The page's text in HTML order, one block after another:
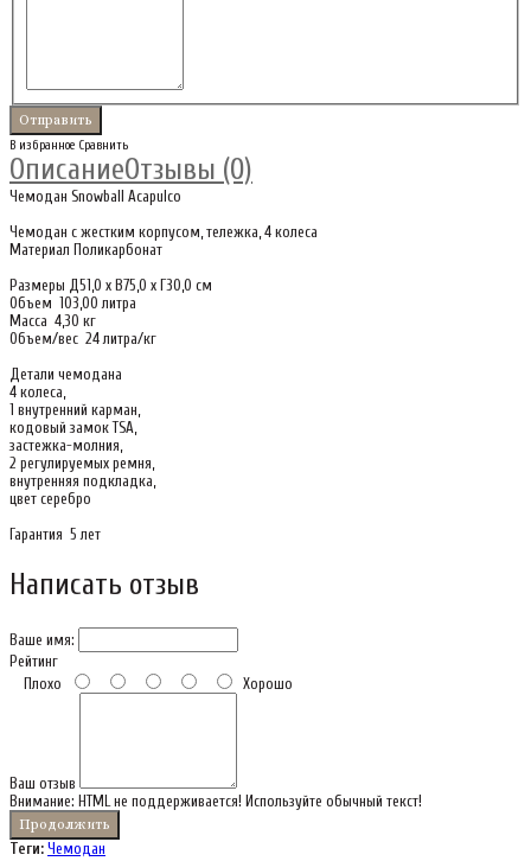
В избранное Сравнить
ОписаниеОтзывы (0)
Чемодан Snowball Acapulco
Чемодан с жестким корпусом, тележка, 4 колеса
Материал Поликарбонат
Размеры Д51,0 x В75,0 x Г30,0 см
Объем 103,00 литра
Масса 4,30 кг
Объем/вес 24 литра/кг
Детали чемодана
4 колеса,
1 внутренний карман,
кодовый замок TSA,
застежка-молния,
2 регулируемых ремня,
внутренняя подкладка,
цвет серебро
Гарантия 5 лет
Написать отзыв
Ваше имя:
Рейтинг
Плохо
Хорошо
Ваш отзыв
Внимание: HTML не поддерживается! Используйте обычный текст!
Продолжить
Теги: Чемодан